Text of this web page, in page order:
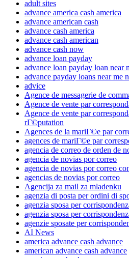
adult sites
advance america cash america
advance american cash
advance cash america
advance cash american
advance cash now
advance loan payday
advance loan payday loan near
advance payday loans near me
advice
Agence de messagerie de
Agence de vente par
Agence de vente par
rГ©putation
Agences de la mariГ©e par
agences de mariГ©e par
agencia de correo de orden de
agencia de novias por correo
agencia de novias por correo
agencias de novias por correo
Agencija za mail za mladenku
agenzia di posta per ordini di
agenzia sposa per
agenzia sposa per
agenzie sposate per
AI News
america advance cash advance
american advance cash advance